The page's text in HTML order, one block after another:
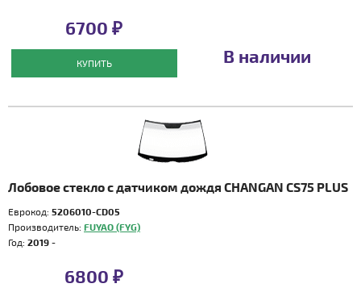
6700 ₽
КУПИТЬ В наличии
Лобовое стекло с датчиком дождя CHANGAN CS75 PLUS
Еврокод: 5206010-CD05
Производитель: FUYAO (FYG)
Год: 2019 -
6800 ₽